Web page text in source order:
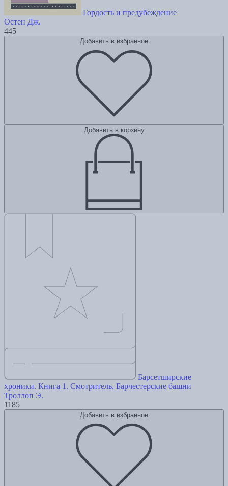
Гордость и предубеждение
Остен Дж.
445
Добавить в избранное
Добавить в корзину
Барсетширские
хроники. Книга 1. Смотритель. Барчестерские башни
Троллоп Э.
1185
Добавить в избранное